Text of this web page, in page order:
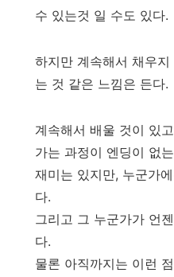
수 있는것 일 수도 있다.
하지만 계속해서 채우
는 것 같은 느낌은 든다.
계속해서 배울 것이 있
가는 과정이 엔딩이 없
재미는 있지만, 누군가
다.
그리고 그 누군가가 언
다.
물론 아직까지는 이런